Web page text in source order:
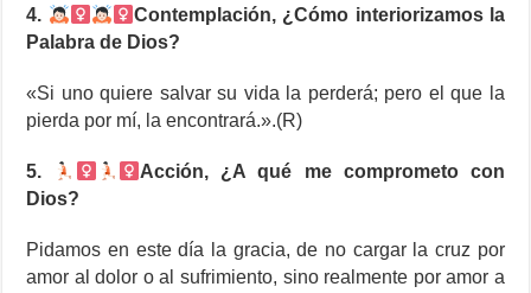
4.
Contemplación, ¿Cómo interiorizamos la
Palabra de Dios?
«Si uno quiere salvar su vida la perderá; pero el que la
pierda por mí, la encontrará.».(R)
5.
Acción, ¿A qué me comprometo con
Dios?
Pidamos en este día la gracia, de no cargar la cruz por
amor al dolor o al sufrimiento, sino realmente por amor a